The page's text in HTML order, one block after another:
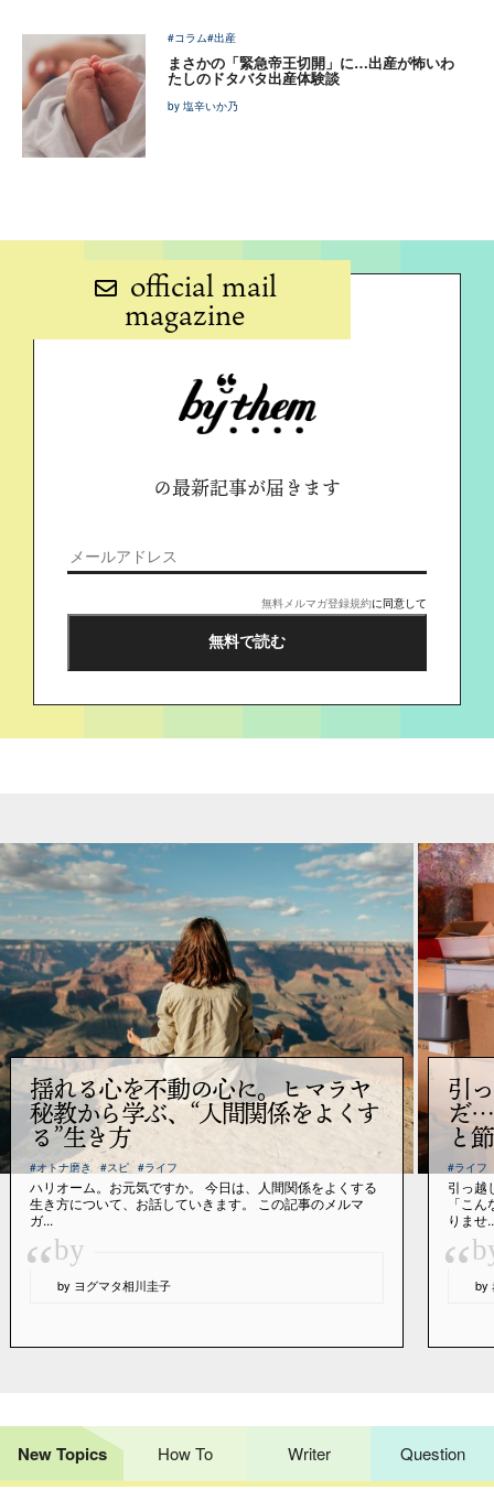
#コラム#出産
まさかの「緊急帝王切開」に…出産が怖いわ
たしのドタバタ出産体験談
by 塩辛いか乃
official mail
magazine
の最新記事が届きます
無料メルマガ登録規約に同意して
揺れる心を不動の心に。ヒマラヤ
秘教から学ぶ、“人間関係をよくす
る”生き方
#オトナ磨き #スピ #ライフ
ハリオーム。お元気ですか。 今日は、人間関係をよくする
生き方について、お話していきます。 この記事のメルマ
ガ...
“by
by ヨグマタ相川圭子
引
だ…
と
#ライフ
引っ越
「こ
りませ
“ by
New Topics How To Writer Question